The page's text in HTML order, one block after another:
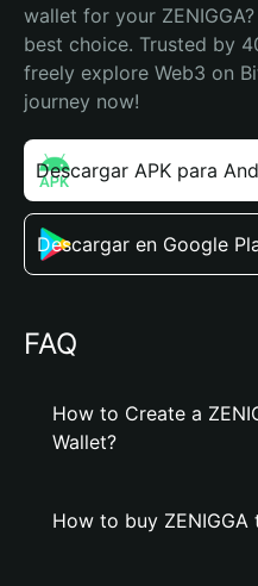
wallet for your
best choice. Trusted by
freely explore Web3 on
journey now!
Descargar APK para
Descargar en Google
FAQ
How to Create a
Wallet?
How to buy ZENIGGA